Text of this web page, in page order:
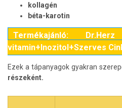
kollagén
béta-karotin
Termékajánló:
vitamin+Inozitol+Szerves
Ezek a tápanyagok gyakran
részeként.